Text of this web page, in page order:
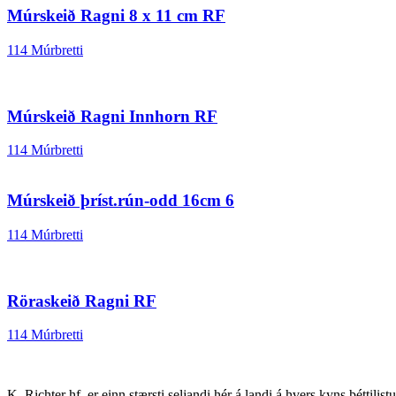
Múrskeið Ragni 8 x 11 cm RF
114 Múrbretti
Múrskeið Ragni Innhorn RF
114 Múrbretti
Múrskeið þríst.rún-odd 16cm 6
114 Múrbretti
Röraskeið Ragni RF
114 Múrbretti